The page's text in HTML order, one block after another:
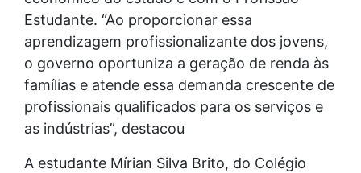
Estudante. “Ao proporcionar essa
aprendizagem profissionalizante dos jovens,
o governo oportuniza a geração de renda às
famílias e atende essa demanda crescente de
profissionais qualificados para os serviços e
as indústrias”, destacou
A estudante Mírian Silva Brito, do Colégio